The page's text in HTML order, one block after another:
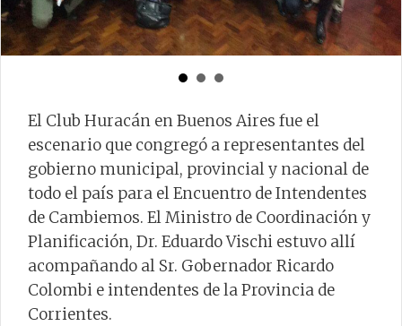
El Club Huracán en Buenos Aires fue el
escenario que congregó a representantes del
gobierno municipal, provincial y nacional de
todo el país para el Encuentro de Intendentes
de Cambiemos. El Ministro de Coordinación y
Planificación, Dr. Eduardo Vischi estuvo allí
acompañando al Sr. Gobernador Ricardo
Colombi e intendentes de la Provincia de
Corrientes.